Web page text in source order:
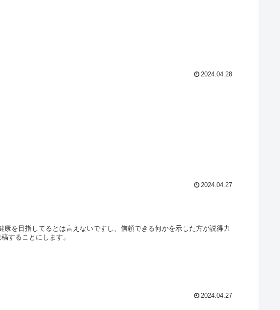
2024.04.28
2024.04.27
を目指してるとは言えないですし、信頼できる何かを示した方が説得力
することにします。
2024.04.27